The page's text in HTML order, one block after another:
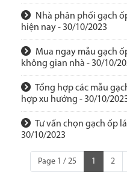
Nhà phân phối gạch
hiện nay - 30/10/2023
Mua ngay mẫu gạch
không gian nhà - 30/10/
Tổng hợp các mẫu
hợp xu hướng - 30/10/
Tư vấn chọn gạch ốp
30/10/2023
Page 1 / 25 1 2